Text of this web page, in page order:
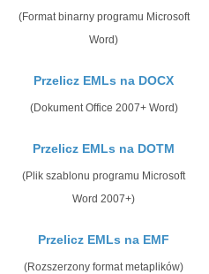
(Format binarny programu Microsoft
Word)
Przelicz EMLs na DOCX
(Dokument Office 2007+ Word)
Przelicz EMLs na DOTM
(Plik szablonu programu Microsoft
Word 2007+)
Przelicz EMLs na EMF
(Rozszerzony format metaplików)